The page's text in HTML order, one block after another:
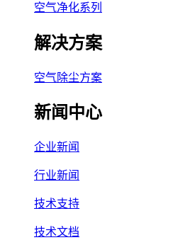
空气净化系列
解决方案
空气除尘方案
新闻中心
企业新闻
行业新闻
技术支持
技术文档